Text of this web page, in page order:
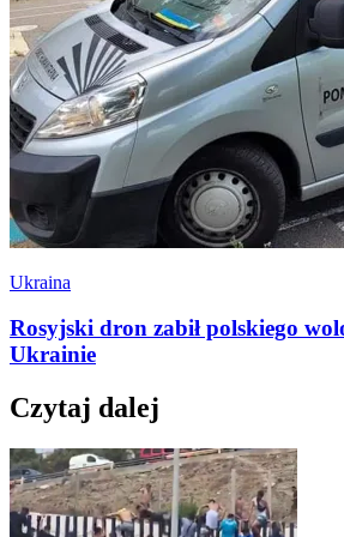
Ukraina
Rosyjski dron zabił polskiego
Ukrainie
Czytaj dalej